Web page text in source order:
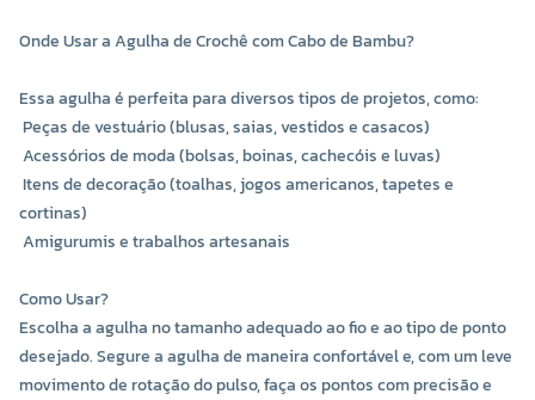
Onde Usar a Agulha de Crochê com Cabo de Bambu?
Essa agulha é perfeita para diversos tipos de projetos, como:
Peças de vestuário (blusas, saias, vestidos e casacos)
Acessórios de moda (bolsas, boinas, cachecóis e luvas)
Itens de decoração (toalhas, jogos americanos, tapetes e
cortinas)
Amigurumis e trabalhos artesanais
Como Usar?
Escolha a agulha no tamanho adequado ao fio e ao tipo de ponto
desejado. Segure a agulha de maneira confortável e, com um leve
movimento de rotação do pulso, faça os pontos com precisão e